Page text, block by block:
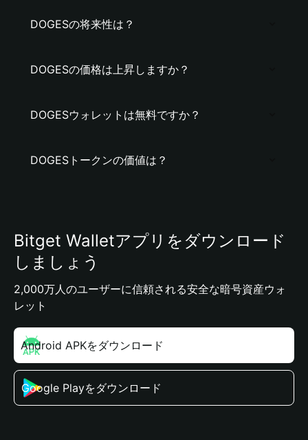
DOGESの将来性は？
DOGESの価格は上昇しますか？
DOGESウォレットは無料ですか？
DOGESトークンの価値は？
Bitget Walletアプリをダウンロード
しましょう
2,000万人のユーザーに信頼される安全な暗号資産ウォ
レット
Android APKをダウンロード
Google Playをダウンロード